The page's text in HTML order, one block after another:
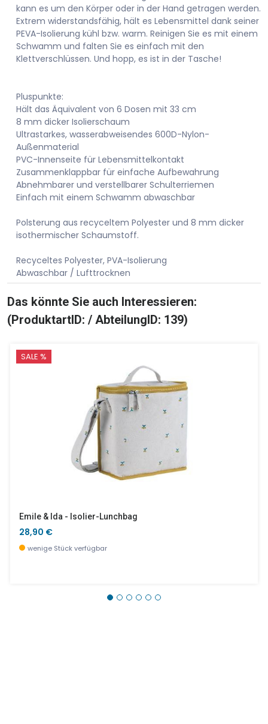
kann es um den Körper oder in der Hand getragen werden.
Extrem widerstandsfähig, hält es Lebensmittel dank seiner
PEVA-Isolierung kühl bzw. warm. Reinigen Sie es mit einem
Schwamm und falten Sie es einfach mit den
Klettverschlüssen. Und hopp, es ist in der Tasche!
Pluspunkte:
Hält das Äquivalent von 6 Dosen mit 33 cm
8 mm dicker Isolierschaum
Ultrastarkes, wasserabweisendes 600D-Nylon-
Außenmaterial
PVC-Innenseite für Lebensmittelkontakt
Zusammenklappbar für einfache Aufbewahrung
Abnehmbarer und verstellbarer Schulterriemen
Einfach mit einem Schwamm abwaschbar
Polsterung aus recyceltem Polyester und 8 mm dicker
isothermischer Schaumstoff.
Recyceltes Polyester, PVA-Isolierung
Abwaschbar / Lufttrocknen
Das könnte Sie auch Interessieren:
(ProduktartID: / AbteilungID: 139)
SALE %
Emile & Ida - Isolier-Lunchbag
28,90 €
wenige Stück verfügbar